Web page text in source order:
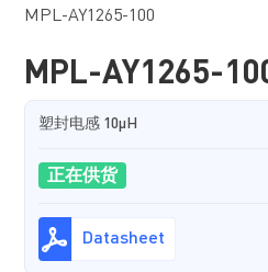
MPL-AY1265-100
MPL-AY1265-
塑封电感 10µH
正在供货
Datasheet